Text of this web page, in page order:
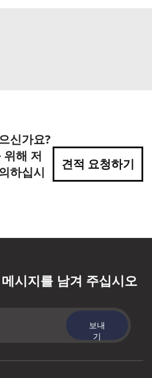
신가요?
위해 저
하십시
견적 요청하기
시지를 남겨 주십시오
보내
기